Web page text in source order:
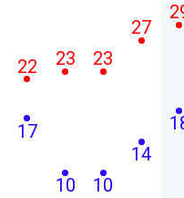
17
22
10
23
10
23
14
27